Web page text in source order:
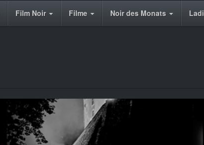
Film Noir Filme Noir des Monats